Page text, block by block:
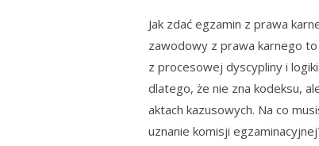
Jak zdać egzamin z prawa
zawodowy z prawa karnego
z procesowej dyscypliny i
dlatego, że nie zna kodeksu,
aktach kazusowych. Na co
uznanie komisji